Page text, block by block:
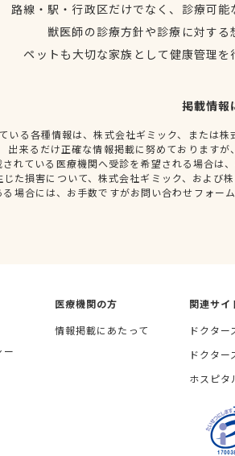
路線・駅・行政区だけでなく、診療可
獣医師の診療方針や診療に対す
ペットも大切な家族として健康管理
掲載情報
いる各種情報は、株式会社ギミック、または
出来るだけ正確な情報掲載に努めております
されている医療機関へ受診を希望される場合は
じた損害について、株式会社ギミック、およ
場合には、お手数ですがお問い合わせフォー
ー
医療機関の方
情報掲載にあたって
関連サイ
ドクター
ドクタ
ホスピタ